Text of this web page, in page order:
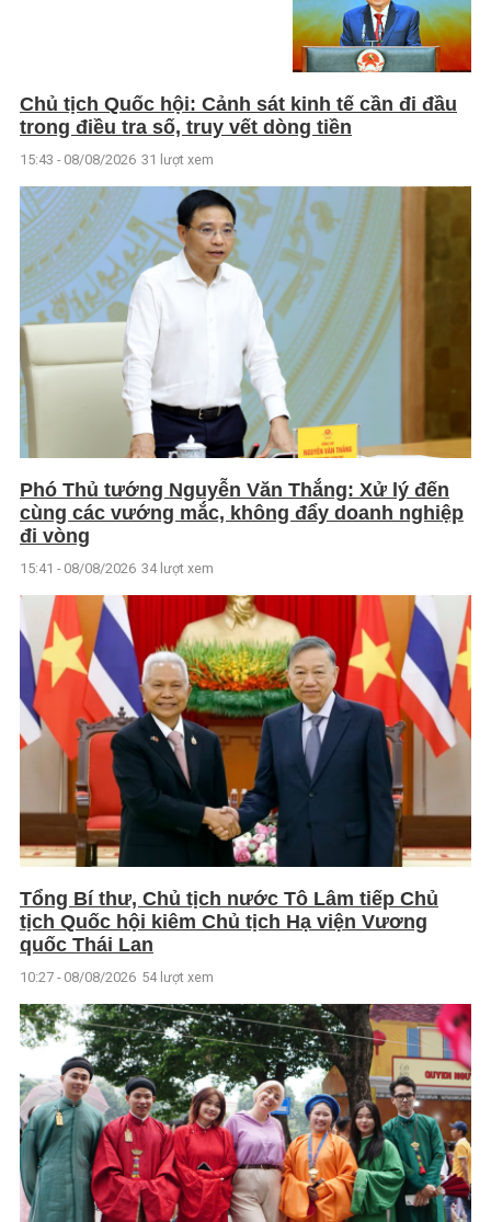
Chủ tịch Quốc hội: Cảnh sát kinh tế cần đi đầu
trong điều tra số, truy vết dòng tiền
15:43 - 08/08/2026 31 lượt xem
Phó Thủ tướng Nguyễn Văn Thắng: Xử lý đến
cùng các vướng mắc, không đẩy doanh nghiệp
đi vòng
15:41 - 08/08/2026 34 lượt xem
Tổng Bí thư, Chủ tịch nước Tô Lâm tiếp Chủ
tịch Quốc hội kiêm Chủ tịch Hạ viện Vương
quốc Thái Lan
10:27 - 08/08/2026 54 lượt xem